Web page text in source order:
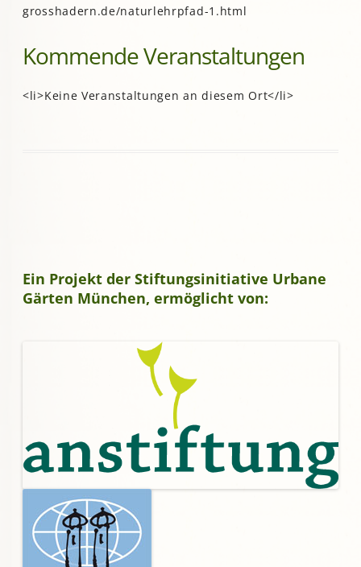
grosshadern.de/naturlehrpfad-1.html
Kommende Veranstaltungen
<li>Keine Veranstaltungen an diesem Ort</li>
Ein Projekt der Stiftungsinitiative Urbane
Gärten München, ermöglicht von: